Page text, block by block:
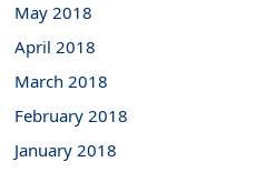
May 2018
April 2018
March 2018
February 2018
January 2018